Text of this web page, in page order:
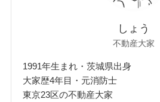
しょう
不動産大家
1991年生まれ・茨城県出身
大家歴4年目・元消防士
東京23区の不動産大家